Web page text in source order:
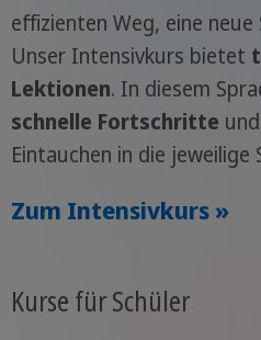
effizienten Weg, eine neue
Unser Intensivkurs bietet
Lektionen. In diesem
schnelle Fortschritte
Eintauchen in die jeweilige
Zum Intensivkurs »
Kurse für Schüler